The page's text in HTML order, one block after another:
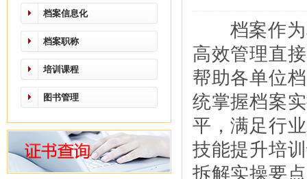
档案信息化
档案职称
培训课程
图书管理
档案作为
高效管理直
帮助各单位
统掌握档案
平，满足行
技能提升培
拆解实操要